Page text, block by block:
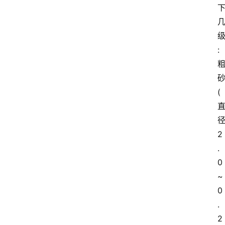
下
几
级
:
粗
砂
(
直
径
2
.
0
~
0
.
2